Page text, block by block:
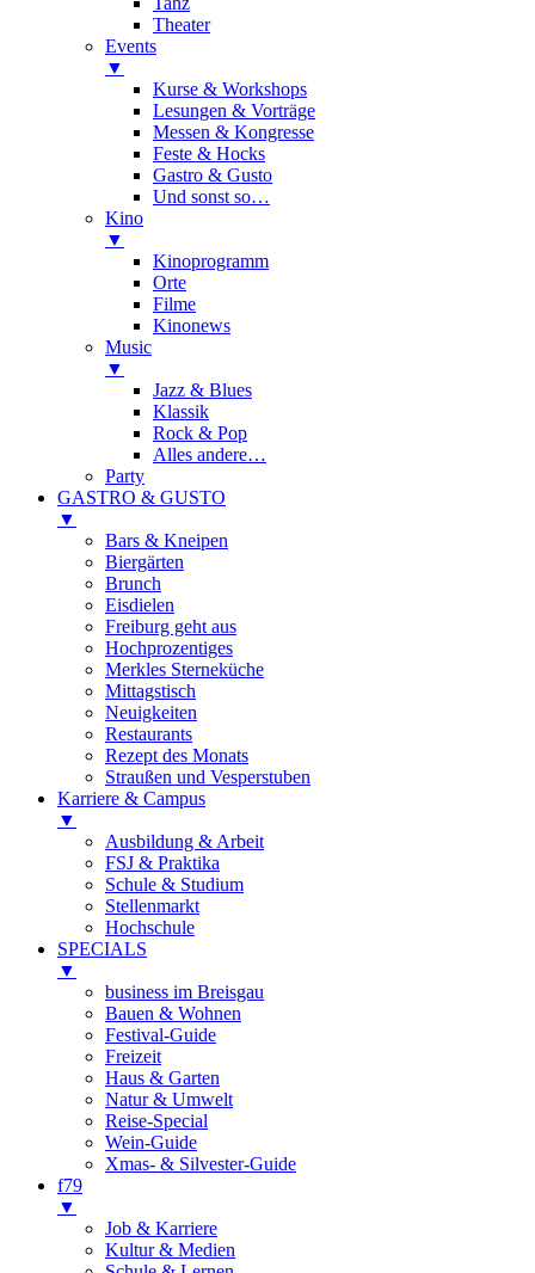
Theater
Events
▼
Kurse & Workshops
Lesungen & Vorträge
Messen & Kongresse
Feste & Hocks
Gastro & Gusto
Und sonst so…
Kino
▼
Kinoprogramm
Orte
Filme
Kinonews
Music
▼
Jazz & Blues
Klassik
Rock & Pop
Alles andere…
Party
GASTRO & GUSTO
▼
Bars & Kneipen
Biergärten
Brunch
Eisdielen
Freiburg geht aus
Hochprozentiges
Merkles Sterneküche
Mittagstisch
Neuigkeiten
Restaurants
Rezept des Monats
Straußen und Vesperstuben
Karriere & Campus
▼
Ausbildung & Arbeit
FSJ & Praktika
Schule & Studium
Stellenmarkt
Hochschule
SPECIALS
▼
business im Breisgau
Bauen & Wohnen
Festival-Guide
Freizeit
Haus & Garten
Natur & Umwelt
Reise-Special
Wein-Guide
Xmas- & Silvester-Guide
f79
▼
Job & Karriere
Kultur & Medien